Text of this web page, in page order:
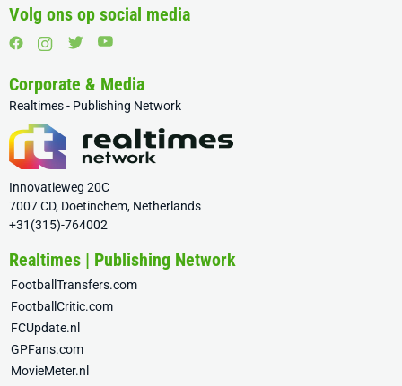
Volg ons op social media
Corporate & Media
Realtimes - Publishing Network
Innovatieweg 20C
7007 CD, Doetinchem, Netherlands
+31(315)-764002
Realtimes | Publishing Network
FootballTransfers.com
FootballCritic.com
FCUpdate.nl
GPFans.com
MovieMeter.nl